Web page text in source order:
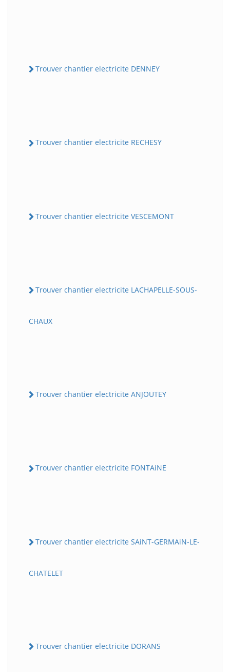
Trouver chantier electricite DENNEY
Trouver chantier electricite RECHESY
Trouver chantier electricite VESCEMONT
Trouver chantier electricite LACHAPELLE-SOUS-
CHAUX
Trouver chantier electricite ANJOUTEY
Trouver chantier electricite FONTAiNE
Trouver chantier electricite SAiNT-GERMAiN-LE-
CHATELET
Trouver chantier electricite DORANS